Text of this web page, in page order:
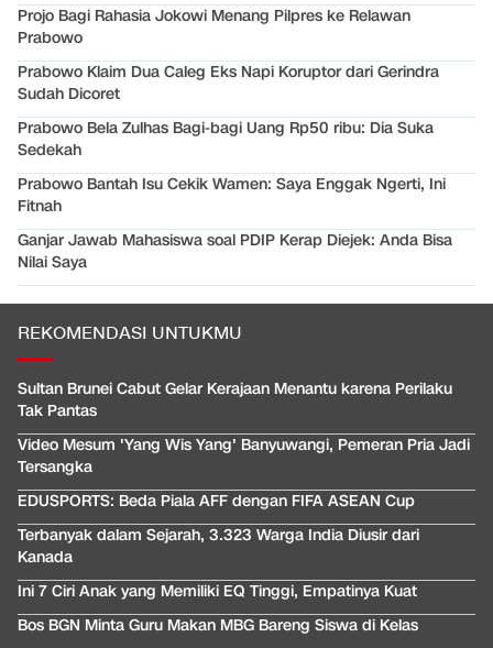
Projo Bagi Rahasia Jokowi Menang Pilpres ke Relawan
Prabowo
Prabowo Klaim Dua Caleg Eks Napi Koruptor dari Gerindra
Sudah Dicoret
Prabowo Bela Zulhas Bagi-bagi Uang Rp50 ribu: Dia Suka
Sedekah
Prabowo Bantah Isu Cekik Wamen: Saya Enggak Ngerti, Ini
Fitnah
Ganjar Jawab Mahasiswa soal PDIP Kerap Diejek: Anda Bisa
Nilai Saya
REKOMENDASI UNTUKMU
Sultan Brunei Cabut Gelar Kerajaan Menantu karena Perilaku
Tak Pantas
Video Mesum 'Yang Wis Yang' Banyuwangi, Pemeran Pria Jadi
Tersangka
EDUSPORTS: Beda Piala AFF dengan FIFA ASEAN Cup
Terbanyak dalam Sejarah, 3.323 Warga India Diusir dari
Kanada
Ini 7 Ciri Anak yang Memiliki EQ Tinggi, Empatinya Kuat
Bos BGN Minta Guru Makan MBG Bareng Siswa di Kelas